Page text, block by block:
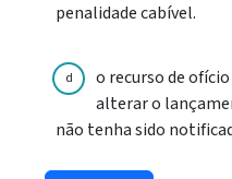
penalidade cabível.
d
o recurso de
alterar o
não tenha sido